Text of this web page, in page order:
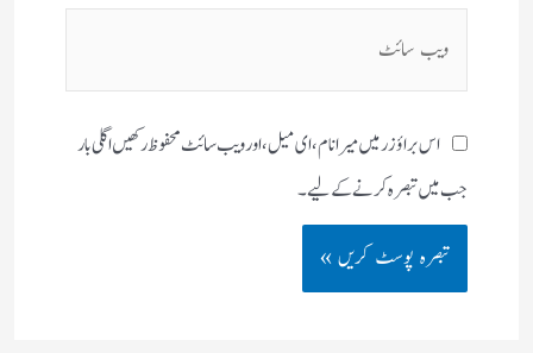
اس براؤزر میں میرا نام، ای میل، اور ویب سائٹ محفوظ رکھیں اگلی بار
جب میں تبصرہ کرنے کےلیے۔